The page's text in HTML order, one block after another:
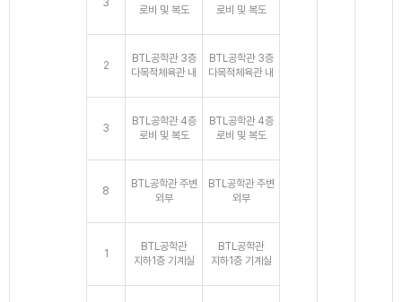
3
로비 및 복도
로비 및 복도
2
BTL공학관 3층
다목적체육관 내
BTL공학관 3층
다목적체육관 내
3
BTL공학관 4층
로비 및 복도
BTL공학관 4층
로비 및 복도
8
BTL공학관 주변
외부
BTL공학관 주변
외부
1
BTL공학관
지하1층 기계실
BTL공학관
지하1층 기계실